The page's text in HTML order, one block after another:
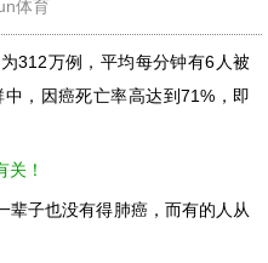
体育
万例，平均每分钟有6人被
，因癌死亡率高达到71%，即
！
子也没有得肺癌，而有的人从